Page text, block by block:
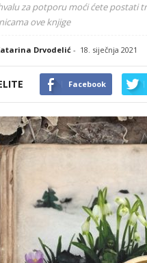
za potporu moći ćete postati
ove knjige
Drvodelić- 18. siječnja 2021
Facebook